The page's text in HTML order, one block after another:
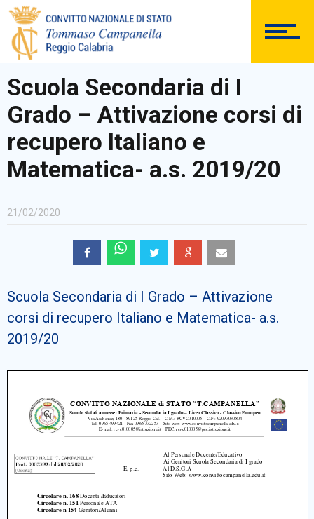
DOCUMENTAZIONE
PERSONALE
Cerca
Scuola Secondaria di I
Grado – Attivazione corsi di
recupero Italiano e
Matematica- a.s. 2019/20
21/02/2020
Scuola Secondaria di I Grado – Attivazione
corsi di recupero Italiano e Matematica- a.s.
2019/20